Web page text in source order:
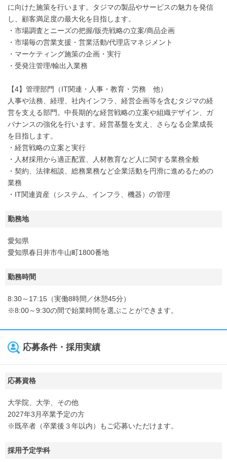
に向けた施策を行います。タジマの製品やサービスの魅力を発信
し、顧客満足度の最大化を目指します。
・市場調査とニーズの把握/販売戦略の立案/商品企画
・市場毎の営業支援・営業活動/代理店マネジメント
・マーケティング施策の企画・実行
・受発注管理/輸出入業務
【4】管理部門（IT関連・人事・教育・労務 他）
人事や法務、経理、社内インフラ、経営企画等を含むタジマの経
営を支える部門。中長期的な経営戦略の立案や組織デザイン、ガ
バナンスの強化を行います。経営基盤を支え、さらなる企業成長
を目指します。
・経営戦略の立案と実行
・人材採用から適正配置、人材教育など人に関する業務全般
・契約、法律相談、総務業務など企業活動を円滑に進めるための
業務
・IT関連資産（システム、インフラ、機器）の管理
勤務地
愛知県
愛知県春日井市牛山町1800番地
勤務時間
8:30～17:15（実働8時間／休憩45分）
※8:00～9:30の間で始業時間を選ぶことができます。
応募条件・採用実績
応募資格
大学院、大学、その他
2027年3月卒業予定の方
※既卒者（卒業後３年以内）もご応募いただけます。
採用予定学科